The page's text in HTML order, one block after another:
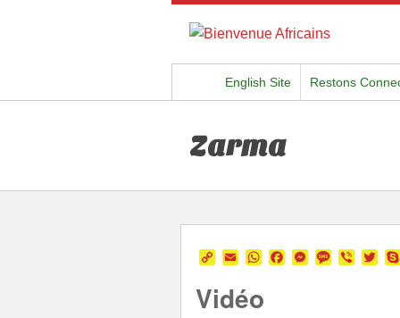
English Site Restons
Zarma
CopyEmailWhatsApp
Facebook
Messenger
Message
Viber
Vidéo